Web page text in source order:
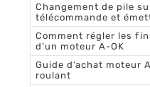
Changement de pile
télécommande et
Comment régler les
d’un moteur A-OK
Guide d’achat moteur
roulant